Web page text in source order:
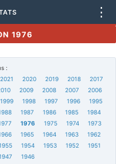
⋮
1976
:
2021 2020 2019 2018
2017
2009 2008 2007
2006
1999 1998 1997 1996
1995
1987 1986 1985
1984
1976 1975 1974
1973
1965 1964 1963
1962
1954 1953 1952
1951
1946